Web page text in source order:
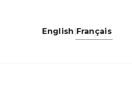
English Français